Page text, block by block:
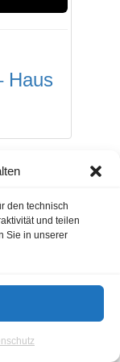
den technisch
und teilen
Sie in unserer
Haus